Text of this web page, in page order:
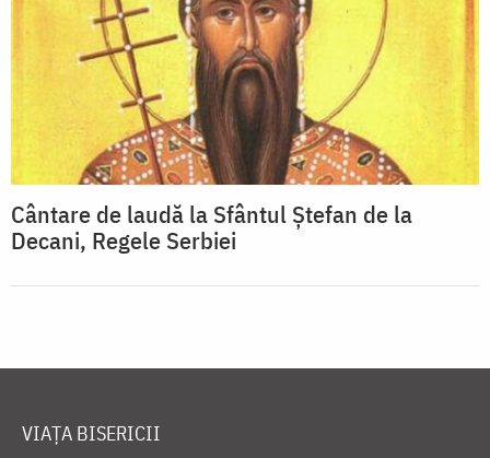
Cântare de laudă la Sfântul Ştefan de la
Decani, Regele Serbiei
VIAȚA BISERICII